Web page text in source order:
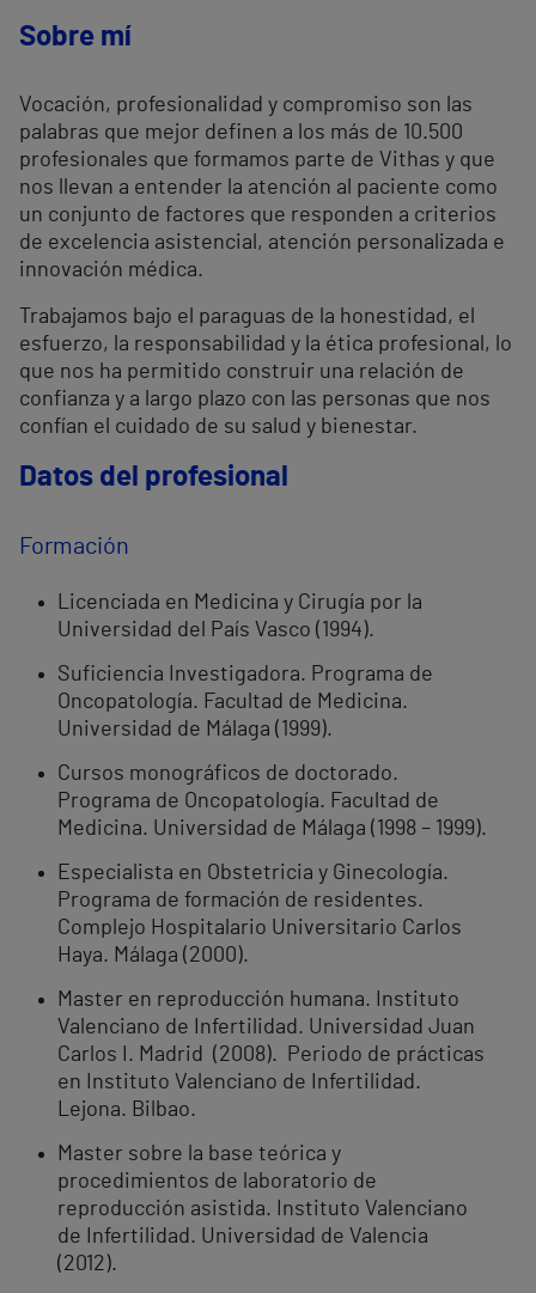
Sobre mí
Vocación, profesionalidad y compromiso son las
palabras que mejor definen a los más de 10.500
profesionales que formamos parte de Vithas y que
nos llevan a entender la atención al paciente como
un conjunto de factores que responden a criterios
de excelencia asistencial, atención personalizada e
innovación médica.
Trabajamos bajo el paraguas de la honestidad, el
esfuerzo, la responsabilidad y la ética profesional, lo
que nos ha permitido construir una relación de
confianza y a largo plazo con las personas que nos
confían el cuidado de su salud y bienestar.
Datos del profesional
Formación
Licenciada en Medicina y Cirugía por la
Universidad del País Vasco (1994).
Suficiencia Investigadora. Programa de
Oncopatología. Facultad de Medicina.
Universidad de Málaga (1999).
Cursos monográficos de doctorado.
Programa de Oncopatología. Facultad de
Medicina. Universidad de Málaga (1998 – 1999).
Especialista en Obstetricia y Ginecología.
Programa de formación de residentes.
Complejo Hospitalario Universitario Carlos
Haya. Málaga (2000).
Master en reproducción humana. Instituto
Valenciano de Infertilidad. Universidad Juan
Carlos I. Madrid (2008). Periodo de prácticas
en Instituto Valenciano de Infertilidad.
Lejona. Bilbao.
Master sobre la base teórica y
procedimientos de laboratorio de
reproducción asistida. Instituto Valenciano
de Infertilidad. Universidad de Valencia
(2012).